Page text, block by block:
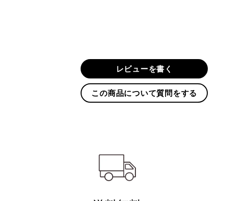
レビューを書く
この商品について質問をする